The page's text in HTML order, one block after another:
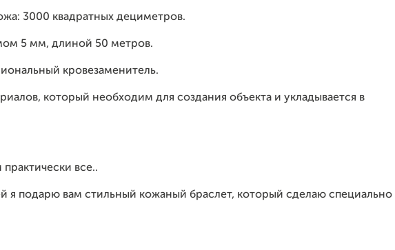
3000 квадратных дециметров.
5 мм, длиной 50 метров.
кровезаменитель.
который необходим для создания объекта и укладывается в
все..
я подарю вам стильный кожаный браслет, который сделаю специально